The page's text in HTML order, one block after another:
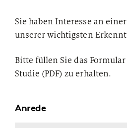
Sie haben Interesse an
unserer wichtigsten
Bitte füllen Sie das
Studie (PDF) zu erhalten.
Anrede